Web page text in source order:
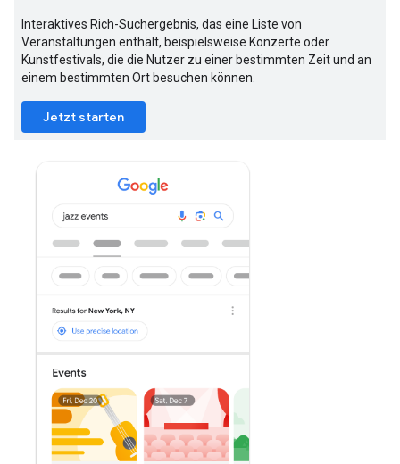
Interaktives Rich-Suchergebnis, das eine Liste von
Veranstaltungen enthält, beispielsweise Konzerte oder
Kunstfestivals, die die Nutzer zu einer bestimmten Zeit und an
einem bestimmten Ort besuchen können.
Jetzt starten